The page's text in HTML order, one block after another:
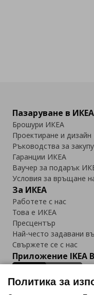
Пазаруване в ИКЕА
Брошури ИКЕА
Проектиране и дизайн
Ръководства за
Гаранции ИКЕА
Ваучер за подарък
Условия за връщане
За ИКЕА
Работете с нас
Това е ИКЕА
Пресцентър
Най-често задавани
Свържете се с нас
Приложение IKEA
Политика за